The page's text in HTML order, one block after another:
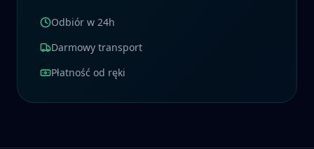
Odbiór w 24h
Darmowy transport
Płatność od ręki